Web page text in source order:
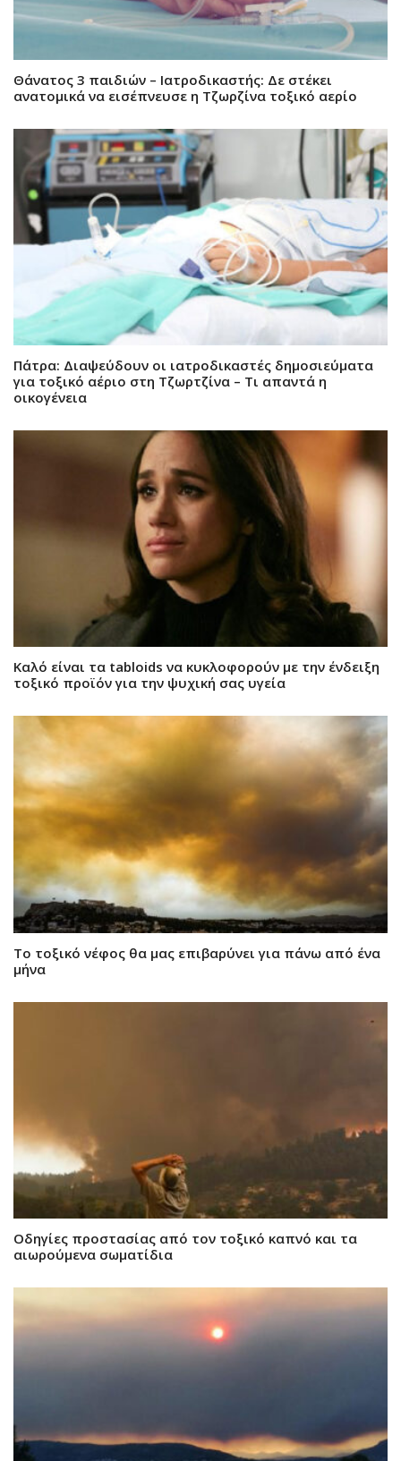
Θάνατος 3 παιδιών – Ιατροδικαστής: Δε στέκει
ανατομικά να εισέπνευσε η Τζωρζίνα τοξικό αερίο
Πάτρα: Διαψεύδουν οι ιατροδικαστές δημοσιεύματα
για τοξικό αέριο στη Τζωρτζίνα – Τι απαντά η
οικογένεια
Καλό είναι τα tabloids να κυκλοφορούν με την ένδειξη
τοξικό προϊόν για την ψυχική σας υγεία
Το τοξικό νέφος θα μας επιβαρύνει για πάνω από ένα
μήνα
Οδηγίες προστασίας από τον τοξικό καπνό και τα
αιωρούμενα σωματίδια